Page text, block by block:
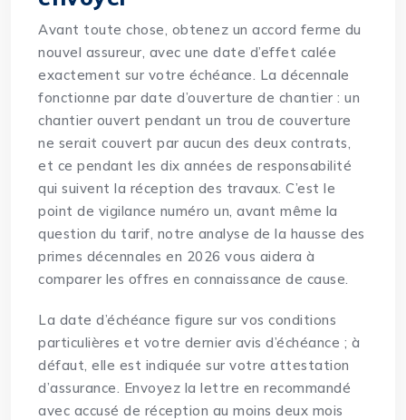
Avant toute chose, obtenez un accord ferme du
nouvel assureur, avec une date d’effet calée
exactement sur votre échéance. La décennale
fonctionne par date d’ouverture de chantier : un
chantier ouvert pendant un trou de couverture
ne serait couvert par aucun des deux contrats,
et ce pendant les dix années de responsabilité
qui suivent la réception des travaux. C’est le
point de vigilance numéro un, avant même la
question du tarif, notre analyse de la hausse des
primes décennales en 2026 vous aidera à
comparer les offres en connaissance de cause.
La date d’échéance figure sur vos conditions
particulières et votre dernier avis d’échéance ; à
défaut, elle est indiquée sur votre attestation
d’assurance. Envoyez la lettre en recommandé
avec accusé de réception au moins deux mois